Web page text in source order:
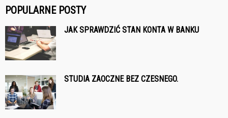
POPULARNE POSTY
JAK SPRAWDZIĆ STAN KONTA W BANKU
STUDIA ZAOCZNE BEZ CZESNEGO.